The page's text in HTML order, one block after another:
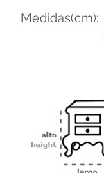
Medidas(cm)